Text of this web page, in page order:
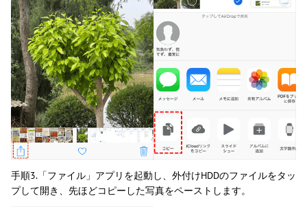
手順3.「ファイル」アプリを起動し、外付けHDDのファイルをタッ
プして開き、先ほどコピーした写真をペーストします。